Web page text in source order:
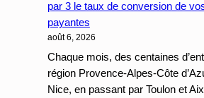
par 3 le taux de conversion de
payantes
août 6, 2026
Chaque mois, des centaines
région Provence-Alpes-Côte
Nice, en passant par Toulon et